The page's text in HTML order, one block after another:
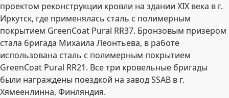
проектом реконструкции кровли на здании ХIХ века в г.
Иркутск, где применялась сталь с полимерным
покрытием GreenCoat Pural RR37. Бронзовым призером
стала бригада Михаила Леонтьева, в работе
использована сталь с полимерным покрытием
GreenCoat Pural RR21. Все три кровельные бригады
были награждены поездкой на завод SSAB в г.
Хямеенлинна, Финляндия.